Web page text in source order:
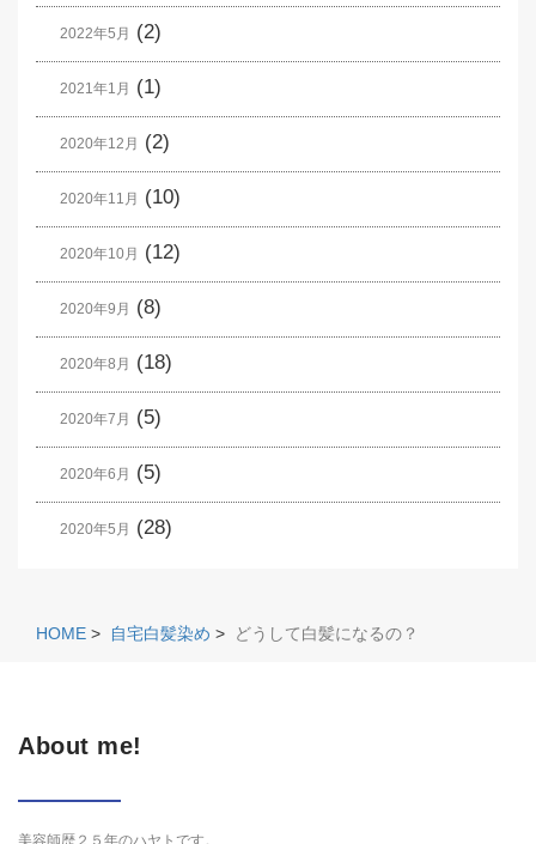
2022年5月 (2)
2021年1月 (1)
2020年12月 (2)
2020年11月 (10)
2020年10月 (12)
2020年9月 (8)
2020年8月 (18)
2020年7月 (5)
2020年6月 (5)
2020年5月 (28)
HOME > 自宅白髪染め > どうして白髪になるの？
About me!
美容師歴２５年のハヤトです。